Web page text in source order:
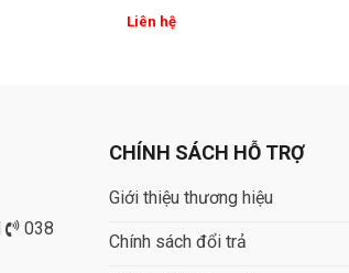
Liên hệ
038
CHÍNH SÁCH HỖ TRỢ
Giới thiệu thương hiệu
Chính sách đổi trả